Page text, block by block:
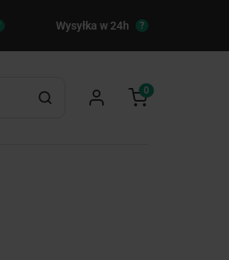
Wysyłka w 24h ?
0